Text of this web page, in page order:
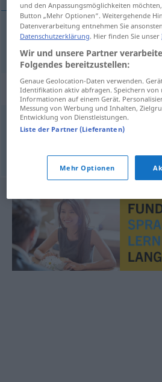
Mannequin
Synonyme für
Model,Modell
© OpenThesaurus.de
und den Anpassungsmöglichkeiten
Button „Mehr Optionen“. Weitergehende
Datenverarbeitung entnehmen Sie
Datenschutzerklärung. Hier finden Sie unser
Wir und unsere Partner
Folgendes bereitzustellen:
Genaue Geolocation-Daten verwenden.
Identifikation aktiv abfragen. Speichern
Informationen auf einem Gerät.
Messung von Werbung und Inhalten,
Entwicklung von Dienstleistungen.
Liste der Partner (Lieferanten)
Mehr Optionen